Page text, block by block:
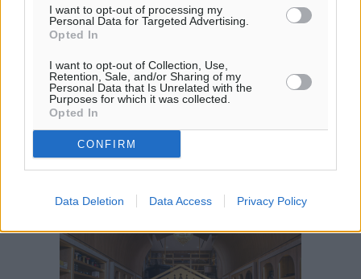
I want to opt-out of processing my
Personal Data for Targeted Advertising.
Opted In
I want to opt-out of Collection, Use,
Retention, Sale, and/or Sharing of my
Personal Data that Is Unrelated with the
Purposes for which it was collected.
Opted In
CONFIRM
Data Deletion Data Access Privacy Policy